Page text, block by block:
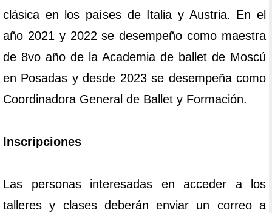
clásica en los países de Italia y Austria. En el
año 2021 y 2022 se desempeño como maestra
de 8vo año de la Academia de ballet de Moscú
en Posadas y desde 2023 se desempeña como
Coordinadora General de Ballet y Formación.
Inscripciones
Las personas interesadas en acceder a los
talleres y clases deberán enviar un correo a